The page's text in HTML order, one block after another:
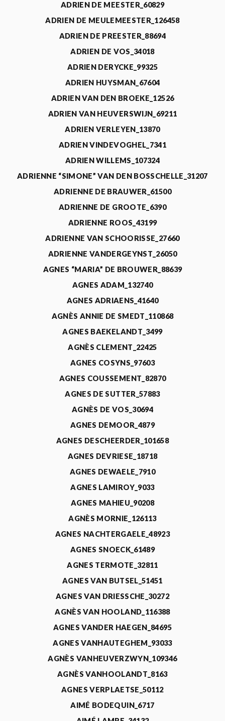
ADRIEN DE MEESTER_60829
ADRIEN DE MEULEMEESTER_126458
ADRIEN DE PREESTER_88694
ADRIEN DE VOS_34018
ADRIEN DERYCKE_99325
ADRIEN HUYSMAN_67604
ADRIEN VAN DEN BROEKE_12526
ADRIEN VAN HEUVERSWIJN_69211
ADRIEN VERLEYEN_13870
ADRIEN VINDEVOGHEL_7341
ADRIEN WILLEMS_107324
ADRIENNE “SIMONE” VAN DEN BOSSCHELLE_31207
ADRIENNE DE BRAUWER_61500
ADRIENNE DE GROOTE_6390
ADRIENNE ROOS_43199
ADRIENNE VAN SCHOORISSE_27660
ADRIENNE VANDERGEYNST_26050
AGNES “MARIA” DE BROUWER_88639
AGNES ADAM_132740
AGNES ADRIAENS_41640
AGNÈS ANNIE DE SMEDT_110868
AGNES BAEKELANDT_3499
AGNÈS CLEMENT_22425
AGNES COSYNS_97603
AGNES COUSSEMENT_82870
AGNES DE SUTTER_57883
AGNÈS DE VOS_30694
AGNES DEMOOR_4879
AGNES DESCHEERDER_101658
AGNES DEVRIESE_18718
AGNES DEWAELE_7910
AGNES LAMIROY_9033
AGNES MAHIEU_90208
AGNÈS MORNIE_126113
AGNES NACHTERGAELE_48923
AGNES SNOECK_61489
AGNES TERMOTE_32811
AGNES VAN BUTSEL_51451
AGNES VAN DRIESSCHE_30272
AGNÈS VAN HOOLAND_116388
AGNES VANDER HAEGEN_84695
AGNES VANHAUTEGHEM_93033
AGNÈS VANHEUVERZWYN_109346
AGNÈS VANHOOLANDT_8163
AGNES VERPLAETSE_50112
AIMÉ BODEQUIN_6717